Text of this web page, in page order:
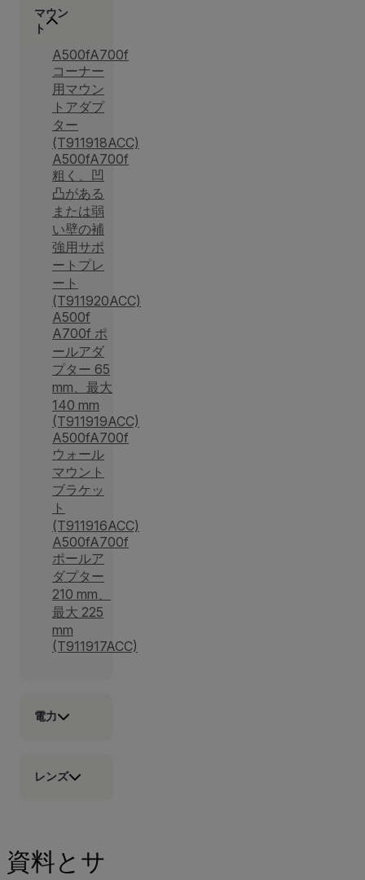
マウン
ト
A500fA700f
コーナー
用マウン
トアダプ
ター
(T911918ACC)
A500fA700f
粗く、凹
凸がある
または弱
い壁の補
強用サポ
ートプレ
ート
(T911920ACC)
A500f
A700f ポ
ールアダ
プター 65
mm、最大
140 mm
(T911919ACC)
A500fA700f
ウォール
マウント
ブラケッ
ト
(T911916ACC)
A500fA700f
ポールア
ダプター
210 mm、
最大 225
mm
(T911917ACC)
電力
レンズ
資料とサ